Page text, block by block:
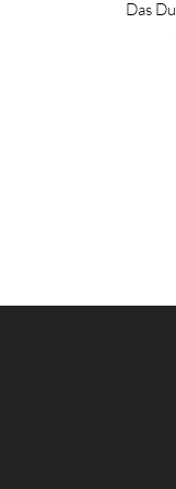
Das